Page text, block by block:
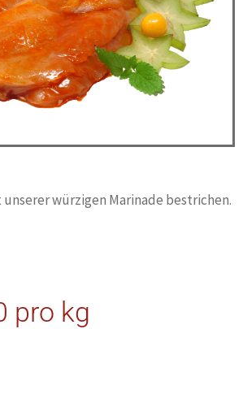
würzigen Marinade bestrichen.
pro kg